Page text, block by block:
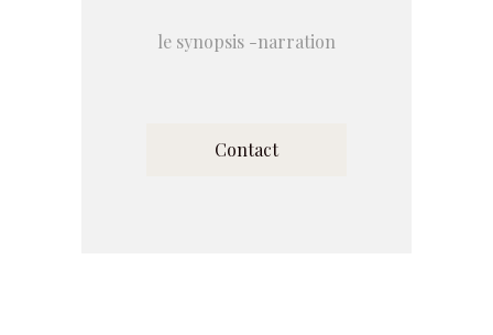
le synopsis -narration
Contact